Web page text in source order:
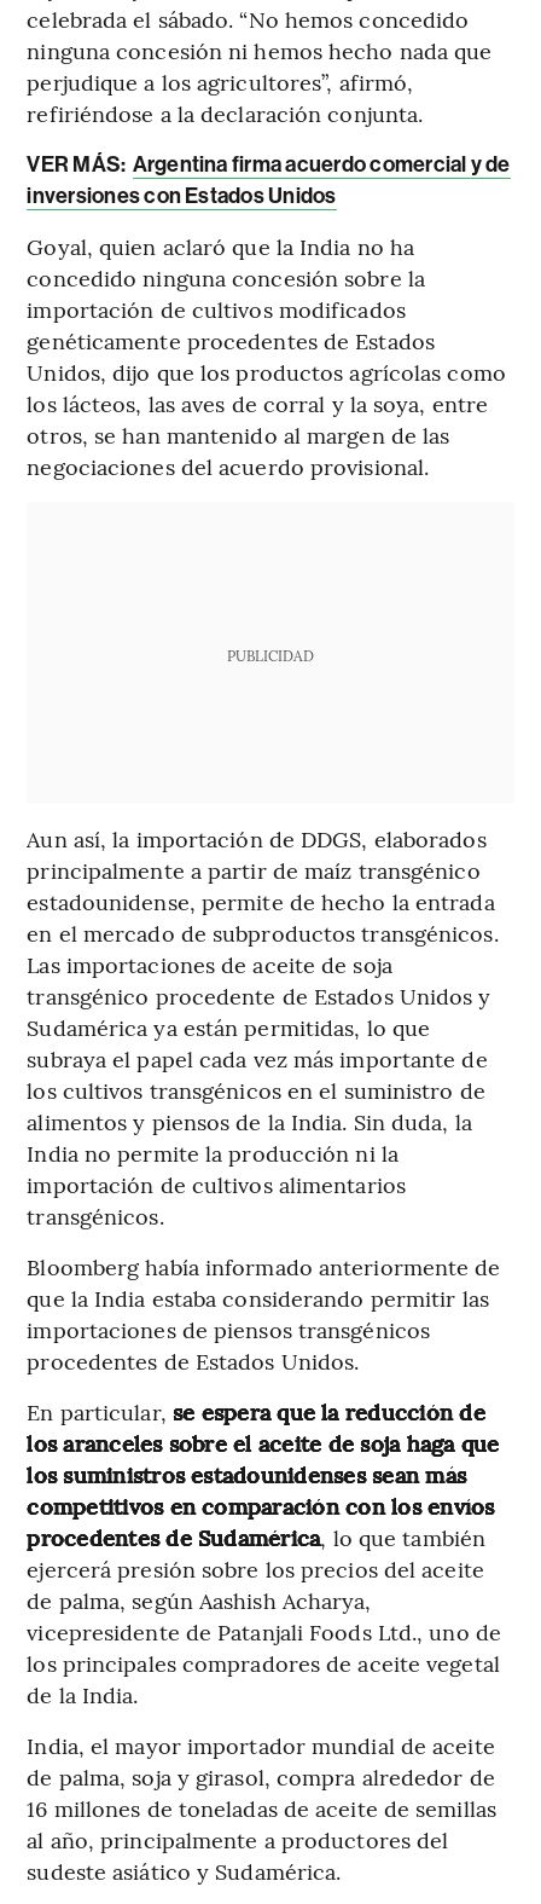
celebrada el sábado. “No hemos concedido
ninguna concesión ni hemos hecho nada que
perjudique a los agricultores”, afirmó,
refiriéndose a la declaración conjunta.
VER MÁS: Argentina firma acuerdo comercial y de
inversiones con Estados Unidos
Goyal, quien aclaró que la India no ha
concedido ninguna concesión sobre la
importación de cultivos modificados
genéticamente procedentes de Estados
Unidos, dijo que los productos agrícolas como
los lácteos, las aves de corral y la soya, entre
otros, se han mantenido al margen de las
negociaciones del acuerdo provisional.
PUBLICIDAD
Aun así, la importación de DDGS, elaborados
principalmente a partir de maíz transgénico
estadounidense, permite de hecho la entrada
en el mercado de subproductos transgénicos.
Las importaciones de aceite de soja
transgénico procedente de Estados Unidos y
Sudamérica ya están permitidas, lo que
subraya el papel cada vez más importante de
los cultivos transgénicos en el suministro de
alimentos y piensos de la India. Sin duda, la
India no permite la producción ni la
importación de cultivos alimentarios
transgénicos.
Bloomberg había informado anteriormente de
que la India estaba considerando permitir las
importaciones de piensos transgénicos
procedentes de Estados Unidos.
En particular, se espera que la reducción de
los aranceles sobre el aceite de soja haga que
los suministros estadounidenses sean más
competitivos en comparación con los envíos
procedentes de Sudamérica, lo que también
ejercerá presión sobre los precios del aceite
de palma, según Aashish Acharya,
vicepresidente de Patanjali Foods Ltd., uno de
los principales compradores de aceite vegetal
de la India.
India, el mayor importador mundial de aceite
de palma, soja y girasol, compra alrededor de
16 millones de toneladas de aceite de semillas
al año, principalmente a productores del
sudeste asiático y Sudamérica.